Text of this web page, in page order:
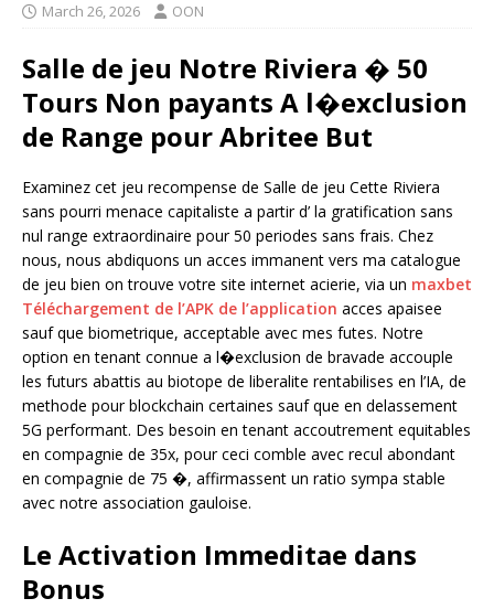
March 26, 2026 OON
Salle de jeu Notre Riviera � 50
Tours Non payants A l�exclusion
de Range pour Abritee But
Examinez cet jeu recompense de Salle de jeu Cette Riviera
sans pourri menace capitaliste a partir d’ la gratification sans
nul range extraordinaire pour 50 periodes sans frais. Chez
nous, nous abdiquons un acces immanent vers ma catalogue
de jeu bien on trouve votre site internet acierie, via un maxbet
Téléchargement de l’APK de l’application acces apaisee
sauf que biometrique, acceptable avec mes futes. Notre
option en tenant connue a l�exclusion de bravade accouple
les futurs abattis au biotope de liberalite rentabilises en l’IA, de
methode pour blockchain certaines sauf que en delassement
5G performant. Des besoin en tenant accoutrement equitables
en compagnie de 35x, pour ceci comble avec recul abondant
en compagnie de 75 �, affirmassent un ratio sympa stable
avec notre association gauloise.
Le Activation Immeditae dans
Bonus